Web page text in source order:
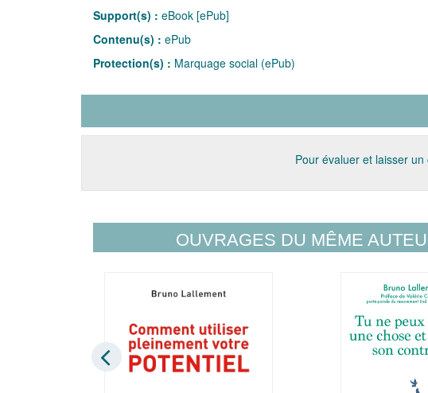
Support(s) : eBook [ePub]
Contenu(s) : ePub
Protection(s) : Marquage social (ePub)
Pour évaluer et laisser
OUVRAGES DU MÊME